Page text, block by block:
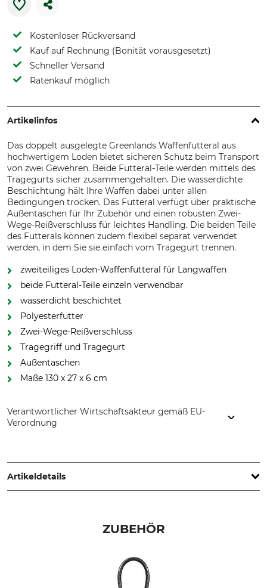
Kostenloser Rückversand
Kauf auf Rechnung (Bonität vorausgesetzt)
Schneller Versand
Ratenkauf möglich
Artikelinfos
Das doppelt ausgelegte Greenlands Waffenfutteral aus
hochwertigem Loden bietet sicheren Schutz beim Transport
von zwei Gewehren. Beide Futteral-Teile werden mittels des
Tragegurts sicher zusammengehalten. Die wasserdichte
Beschichtung hält Ihre Waffen dabei unter allen
Bedingungen trocken. Das Futteral verfügt über praktische
Außentaschen für Ihr Zubehör und einen robusten Zwei-
Wege-Reißverschluss für leichtes Handling. Die beiden Teile
des Futterals können zudem flexibel separat verwendet
werden, in dem Sie sie einfach vom Tragegurt trennen.
zweiteiliges Loden-Waffenfutteral für Langwaffen
beide Futteral-Teile einzeln verwendbar
wasserdicht beschichtet
Polyesterfutter
Zwei-Wege-Reißverschluss
Tragegriff und Tragegurt
Außentaschen
Maße 130 x 27 x 6 cm
Verantwortlicher Wirtschaftsakteur gemäß EU-
Verordnung
Netherlands, www.polydaun.nl
Artikeldetails
Waffenfutteral
ZUBEHÖR